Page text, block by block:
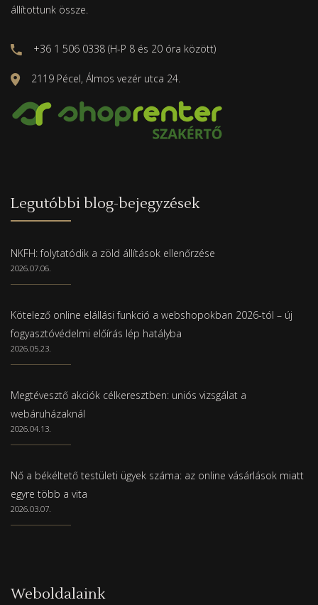
állítottunk össze.
+36 1 506 0338 (H-P 8 és 20 óra között)
2119 Pécel, Álmos vezér utca 24.
Legutóbbi blog-bejegyzések
NKFH: folytatódik a zöld állítások ellenőrzése
2026.07.06.
Kötelező online elállási funkció a webshopokban 2026-tól – új
fogyasztóvédelmi előírás lép hatályba
2026.05.23.
Megtévesztő akciók célkeresztben: uniós vizsgálat a
webáruházaknál
2026.04.13.
Nő a békéltető testületi ügyek száma: az online vásárlások miatt
egyre több a vita
2026.03.07.
Weboldalaink